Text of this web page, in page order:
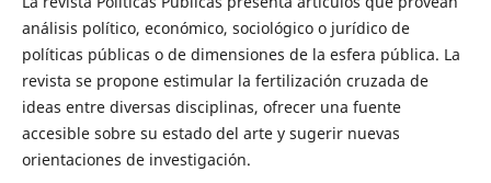
análisis político, económico, sociológico o jurídico de
políticas públicas o de dimensiones de la esfera pública. La
revista se propone estimular la fertilización cruzada de
ideas entre diversas disciplinas, ofrecer una fuente
accesible sobre su estado del arte y sugerir nuevas
orientaciones de investigación.